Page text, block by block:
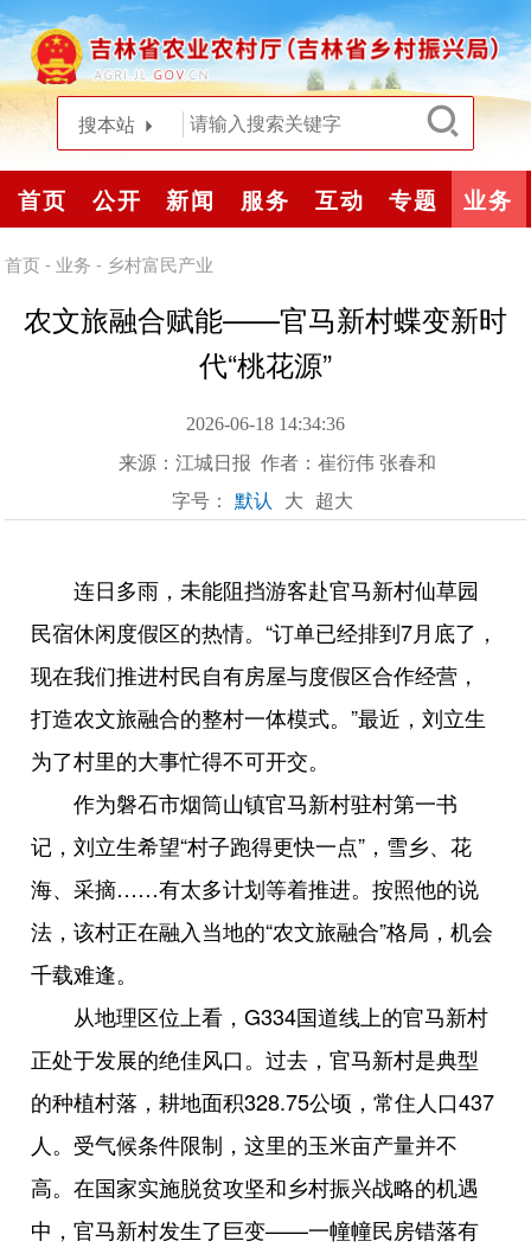
搜本站
首页 公开 新闻 服务 互动 专题 业务
首页 - 业务 - 乡村富民产业
农文旅融合赋能——官马新村蝶变新时
代“桃花源”
2026-06-18 14:34:36
来源： 江城日报 作者：崔衍伟 张春和
字号： 默认 大 超大
连日多雨，未能阻挡游客赴官马新村仙草园
民宿休闲度假区的热情。“订单已经排到7月底了，
现在我们推进村民自有房屋与度假区合作经营，
打造农文旅融合的整村一体模式。”最近，刘立生
为了村里的大事忙得不可开交。
作为磐石市烟筒山镇官马新村驻村第一书
记，刘立生希望“村子跑得更快一点”，雪乡、花
海、采摘……有太多计划等着推进。按照他的说
法，该村正在融入当地的“农文旅融合”格局，机会
千载难逢。
从地理区位上看，G334国道线上的官马新村
正处于发展的绝佳风口。过去，官马新村是典型
的种植村落，耕地面积328.75公顷，常住人口437
人。受气候条件限制，这里的玉米亩产量并不
高。在国家实施脱贫攻坚和乡村振兴战略的机遇
中，官马新村发生了巨变——一幢幢民房错落有